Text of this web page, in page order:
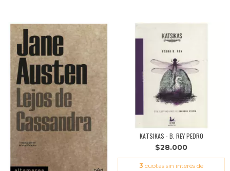
KATSIKAS - B. REY PEDRO
$28.000
3 cuotas sin interés de